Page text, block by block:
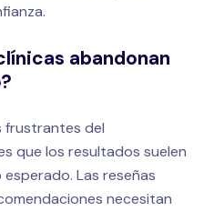
abandonan
frustrantes del
que los resultados suelen
Las reseñas
necesitan